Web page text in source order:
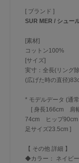
[ ブランド ]
SUR MER / シュー
[素材]
コットン100%
[サイズ]
実寸：全長(リング
(広げた時の直径
* モデルデータ (通
[ 身長166cm 肩
74cm ヒップ
足サイズ23.5cm ]
【 その他 詳細 】
◆カラー： ネイビ